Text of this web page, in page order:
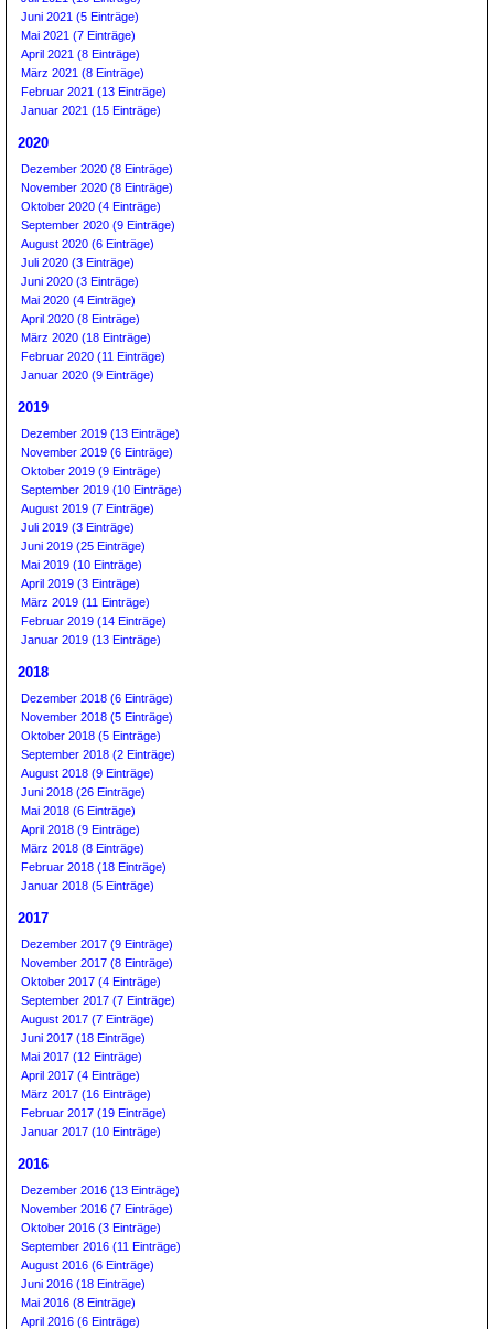
Juni 2021 (5 Einträge)
Mai 2021 (7 Einträge)
April 2021 (8 Einträge)
März 2021 (8 Einträge)
Februar 2021 (13 Einträge)
Januar 2021 (15 Einträge)
2020
Dezember 2020 (8 Einträge)
November 2020 (8 Einträge)
Oktober 2020 (4 Einträge)
September 2020 (9 Einträge)
August 2020 (6 Einträge)
Juli 2020 (3 Einträge)
Juni 2020 (3 Einträge)
Mai 2020 (4 Einträge)
April 2020 (8 Einträge)
März 2020 (18 Einträge)
Februar 2020 (11 Einträge)
Januar 2020 (9 Einträge)
2019
Dezember 2019 (13 Einträge)
November 2019 (6 Einträge)
Oktober 2019 (9 Einträge)
September 2019 (10 Einträge)
August 2019 (7 Einträge)
Juli 2019 (3 Einträge)
Juni 2019 (25 Einträge)
Mai 2019 (10 Einträge)
April 2019 (3 Einträge)
März 2019 (11 Einträge)
Februar 2019 (14 Einträge)
Januar 2019 (13 Einträge)
2018
Dezember 2018 (6 Einträge)
November 2018 (5 Einträge)
Oktober 2018 (5 Einträge)
September 2018 (2 Einträge)
August 2018 (9 Einträge)
Juni 2018 (26 Einträge)
Mai 2018 (6 Einträge)
April 2018 (9 Einträge)
März 2018 (8 Einträge)
Februar 2018 (18 Einträge)
Januar 2018 (5 Einträge)
2017
Dezember 2017 (9 Einträge)
November 2017 (8 Einträge)
Oktober 2017 (4 Einträge)
September 2017 (7 Einträge)
August 2017 (7 Einträge)
Juni 2017 (18 Einträge)
Mai 2017 (12 Einträge)
April 2017 (4 Einträge)
März 2017 (16 Einträge)
Februar 2017 (19 Einträge)
Januar 2017 (10 Einträge)
2016
Dezember 2016 (13 Einträge)
November 2016 (7 Einträge)
Oktober 2016 (3 Einträge)
September 2016 (11 Einträge)
August 2016 (6 Einträge)
Juni 2016 (18 Einträge)
Mai 2016 (8 Einträge)
April 2016 (6 Einträge)